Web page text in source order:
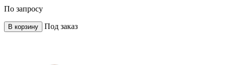
По запросу
В корзину Под заказ